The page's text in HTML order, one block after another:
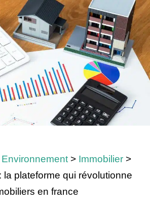
> Immobilier >
la plateforme qui révolutionne
en france